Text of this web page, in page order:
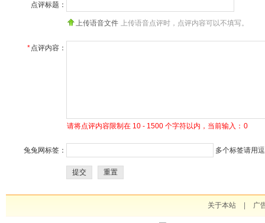
点评标题：
上传语音文件 上传语音点评时，点评内容可以不填写。
*点评内容：
请将点评内容限制在 10 - 1500 个字符以内，当前输入： 0
兔兔网标签： 多个标签请用
提交 重置
关于本站 广